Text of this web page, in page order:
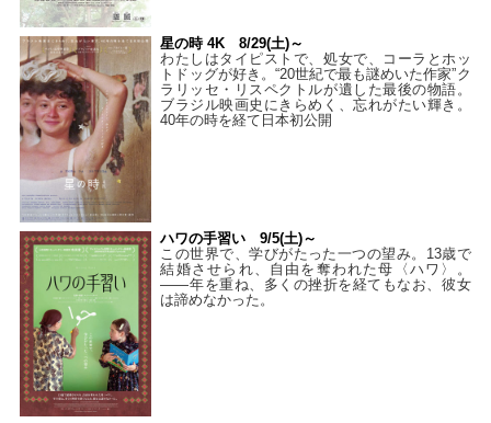
星の時 4K 8/29(土)～
わたしはタイピストで、処⼥で、コーラとホッ
トドッグが好き。“20世紀で最も謎めいた作家”ク
ラリッセ・リスペクトルが遺した最後の物語。
ブラジル映画史にきらめく、忘れがたい輝き。
40年の時を経て⽇本初公開
ハワの手習い 9/5(土)～
この世界で、学びがたった一つの望み。13歳で
結婚させられ、自由を奪われた母〈ハワ〉。
——年を重ね、多くの挫折を経てもなお、彼女
は諦めなかった。